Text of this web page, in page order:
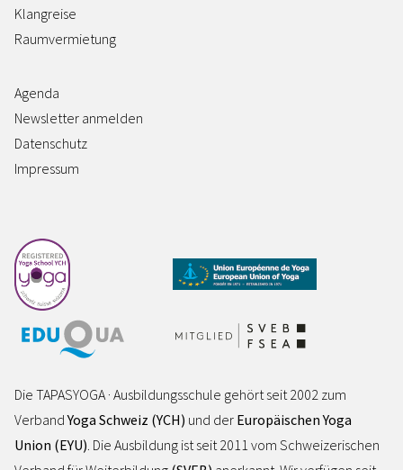
Klangreise
Raumvermietung
Agenda
Newsletter anmelden
Datenschutz
Impressum
Die TAPASYOGA · Ausbildungsschule gehört seit 2002 zum
VerbandYoga Schweiz (YCH) und der Europäischen Yoga
Union (EYU) . Die Ausbildung ist seit 2011 vom Schweizerischen